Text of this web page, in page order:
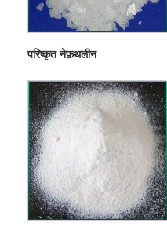
परिष्कृत नेफ़थलीन